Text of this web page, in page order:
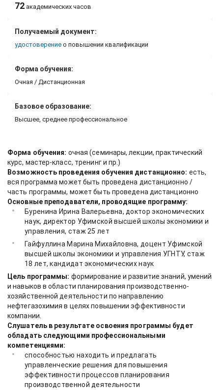
72 академических часов
Получаемый документ:
удостоверение о повышении квалификации
Форма обучения:
Очная / Дистанционная
Базовое образование:
Высшее, среднее профессиональное
Форма обучения: очная (семинары, лекции, практический
курс, мастер-класс, тренинг и пр.)
Возможность проведения обучения дистанционно: есть,
вся программа может быть проведена дистанционно /
часть программы, может быть проведена дистанционно
Основные преподаватели, проводящие программу:
Буренина Ирина Валерьевна, доктор экономических
наук, директор Уфимской высшей школы экономики и
управления, стаж 25 лет
Гайфуллина Марина Михайловна, доцент Уфимской
высшей школы экономики и управления УГНТУ, стаж
18 лет, кандидат экономических наук
Цель программы: формирование и развитие знаний, умений
и навыков в области планирования производственно-
хозяйственной деятельности по направлению
нефтегазохимия в целях повышении эффективности
компании.
Слушатель в результате освоения программы будет
обладать следующими профессиональными
компетенциями:
способностью находить и предлагать
управленческие решения для повышения
эффективности процессов планирования
производственной деятельности